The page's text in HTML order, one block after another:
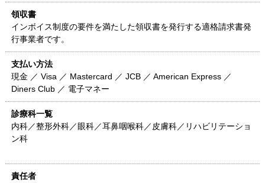
領収書
インボイス制度の要件を満たした領収書を発行する適格請求書発
行事業者です。
支払い方法
現金 ／ Visa ／ Mastercard ／ JCB ／ American Express ／
Diners Club ／ 電子マネー
診療科一覧
内科／整形外科／眼科／耳鼻咽喉科／皮膚科／リハビリテーショ
ン科
責任者